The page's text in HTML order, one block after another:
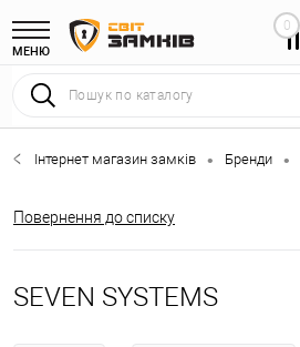
МЕНЮ
0
Інтернет магазин замків • Бренди •
Повернення до списку
SEVEN SYSTEMS